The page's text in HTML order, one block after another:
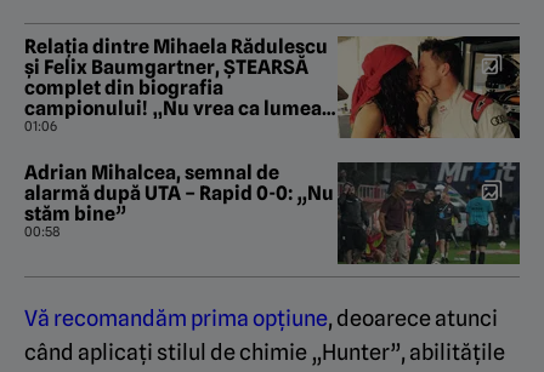
Relația dintre Mihaela Rădulescu
și Felix Baumgartner, ȘTEARSĂ
complet din biografia
campionului! „Nu vrea ca lumea
să știe că a iubit fata din
01:06
Adrian Mihalcea, semnal de
alarmă după UTA – Rapid 0-0: „Nu
stăm bine”
00:58
Vă recomandăm prima opțiune, deoarece atunci
când aplicați stilul de chimie „Hunter”, abilitățile